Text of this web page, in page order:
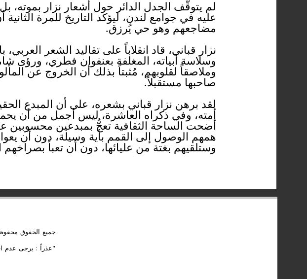
لم يتوقّف الجدل الدائر حول أشعار نزار بموته،
عليه في جوامع لندن، ليؤكد التاريخ للمرة
مضاجعهم وهو حي يُرزق.
نزار قباني، قاد انقلاباً على تقاليد الشعر
وسلاسة أبياته، المغلفة بعنفوان فطري، ورؤى
وملاصقاً لقلوبهم، مُثبتاً بذلك أن الخروج عن
صاحبها مستقبلاً.
لقد برهن نزار قباني بشعره، على أن المبدع
أمته، وفي ذكراه العاشرة، ليس أجمل من أن
أضحت الساحة الثقافية تعجُّ بمبدعين محسوبين
همهم الوصول إلى القمم بأية وسيلة، دون أن
وستلقيهم بغتة من عليائها، دون أن تعبأ
جميع الحقوق
"عذراً : يرجى عدم